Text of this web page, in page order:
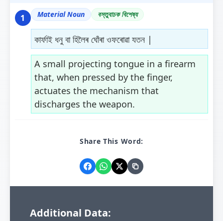
1 Material Noun বস্তুবাচক বিশেষ্য
কাৰ্ফাই ধনু বা হিলৈৰ ঘোঁৰা ওফৰোৱা যতন |
A small projecting tongue in a firearm
that, when pressed by the finger,
actuates the mechanism that
discharges the weapon.
Share This Word:
Additional Data: